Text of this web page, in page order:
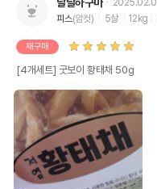
2025.02.01
피스(암컷) 5살 12kg
재구매
[4개세트] 굿보이 황태채 50g